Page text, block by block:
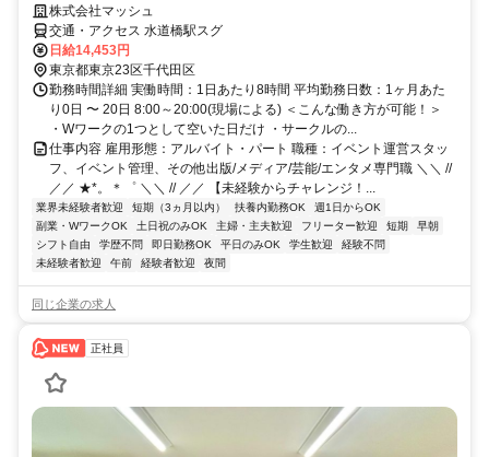
株式会社マッシュ
交通・アクセス 水道橋駅スグ
日給14,453円
東京都東京23区千代田区
勤務時間詳細 実働時間：1日あたり8時間 平均勤務日数：1ヶ月あた
り0日 〜 20日 8:00～20:00(現場による) ＜こんな働き方が可能！＞
・Wワークの1つとして空いた日だけ ・サークルの...
仕事内容 雇用形態：アルバイト・パート 職種：イベント運営スタッ
フ、イベント管理、その他出版/メディア/芸能/エンタメ専門職 ＼＼ //
／／ ★*。＊゜ ＼＼ // ／／ 【未経験からチャレンジ！...
業界未経験者歓迎 短期（3ヵ月以内） 扶養内勤務OK
週1日からOK
副業・WワークOK
土日祝のみOK 主婦・主夫歓迎 フリーター歓迎 短期
早朝
シフト自由
学歴不問 即日勤務OK 平日のみOK 学生歓迎
経験不問
未経験者歓迎
午前 経験者歓迎 夜間
同じ企業の求人
正社員